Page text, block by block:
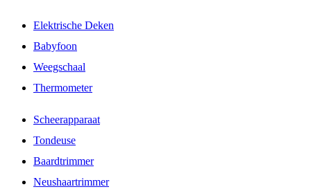
Elektrische Deken
Babyfoon
Weegschaal
Thermometer
Scheerapparaat
Tondeuse
Baardtrimmer
Neushaartrimmer